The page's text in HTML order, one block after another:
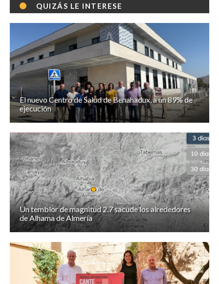
QUIZÁS LE INTERESE
El nuevo Centro de Salud de Benahadux, a un 89% de
ejecución
Un temblor de magnitud 2.7 sacude los alrededores
de Alhama de Almería